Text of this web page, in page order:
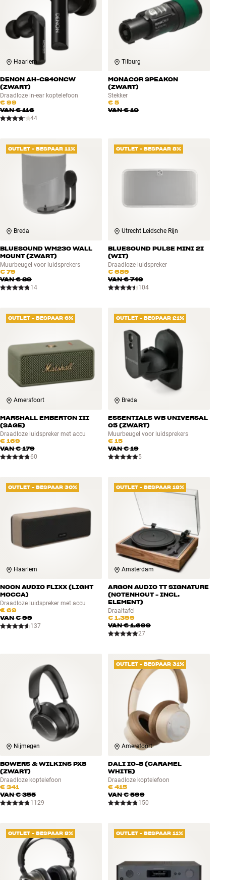
Haarlem
DENON AH-C840NCW
(ZWART)
Draadloze in-ear koptelefoon
€ 99
VAN€ 116
44
Tilburg
MONACOR SPEAKON
(ZWART)
Stekker
€ 5
VAN€ 10
OUTLET - BESPAAR 11%
Breda
BLUESOUND WM230 WALL
MOUNT (ZWART)
Muurbeugel voor luidsprekers
€ 79
VAN€ 89
14
OUTLET - BESPAAR 8%
Utrecht Leidsche Rijn
BLUESOUND PULSE MINI 2I
(WIT)
Draadloze luidspreker
€ 689
VAN€ 749
104
OUTLET - BESPAAR 6%
Amersfoort
MARSHALL EMBERTON III
(SAGE)
Draadloze luidspreker met accu
€ 169
VAN€ 179
60
OUTLET - BESPAAR 21%
Breda
ESSENTIALS WB UNIVERSAL
05 (ZWART)
Muurbeugel voor luidsprekers
€ 15
VAN€ 19
5
OUTLET - BESPAAR 30%
Haarlem
NOON AUDIO FLIXX (LIGHT
MOCCA)
Draadloze luidspreker met accu
€ 69
VAN€ 99
137
OUTLET - BESPAAR 18%
Amsterdam
ARGON AUDIO TT SIGNATURE
(NOTENHOUT - INCL.
ELEMENT)
Draaitafel
€ 1.399
VAN€ 1.699
27
Nijmegen
BOWERS & WILKINS PX8
(ZWART)
Draadloze koptelefoon
€ 341
VAN€ 355
1129
OUTLET - BESPAAR 31%
Amersfoort
DALI IO-8 (CARAMEL
WHITE)
Draadloze koptelefoon
€ 415
VAN€ 599
150
OUTLET - BESPAAR 8% OUTLET - BESPAAR 11%